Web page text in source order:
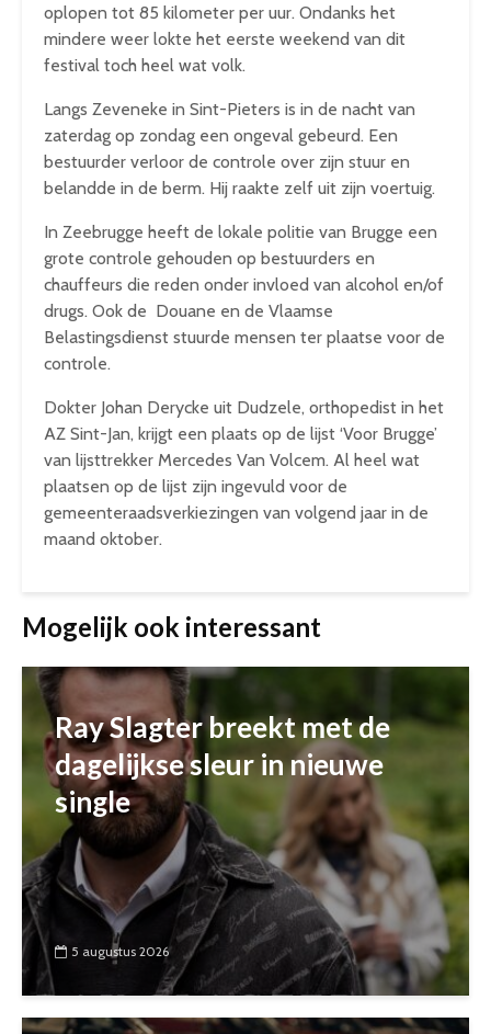
oplopen tot 85 kilometer per uur. Ondanks het
mindere weer lokte het eerste weekend van dit
festival toch heel wat volk.
Langs Zeveneke in Sint-Pieters is in de nacht van
zaterdag op zondag een ongeval gebeurd. Een
bestuurder verloor de controle over zijn stuur en
belandde in de berm. Hij raakte zelf uit zijn voertuig.
In Zeebrugge heeft de lokale politie van Brugge een
grote controle gehouden op bestuurders en
chauffeurs die reden onder invloed van alcohol en/of
drugs. Ook de Douane en de Vlaamse
Belastingsdienst stuurde mensen ter plaatse voor de
controle.
Dokter Johan Derycke uit Dudzele, orthopedist in het
AZ Sint-Jan, krijgt een plaats op de lijst ‘Voor Brugge’
van lijsttrekker Mercedes Van Volcem. Al heel wat
plaatsen op de lijst zijn ingevuld voor de
gemeenteraadsverkiezingen van volgend jaar in de
maand oktober.
Mogelijk ook interessant
Ray Slagter breekt met de
dagelijkse sleur in nieuwe
single
5 augustus 2026